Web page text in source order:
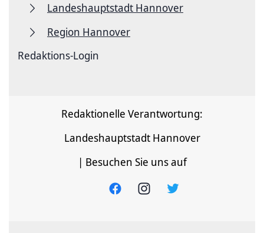
Landeshauptstadt Hannover
Region Hannover
Redaktions-Login
Redaktionelle Verantwortung:
Landeshauptstadt Hannover
| Besuchen Sie uns auf